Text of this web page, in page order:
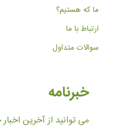
ما که هستیم؟
ارتباط با ما
سوالات متداول
خبرنامه
می توانید از آخرین